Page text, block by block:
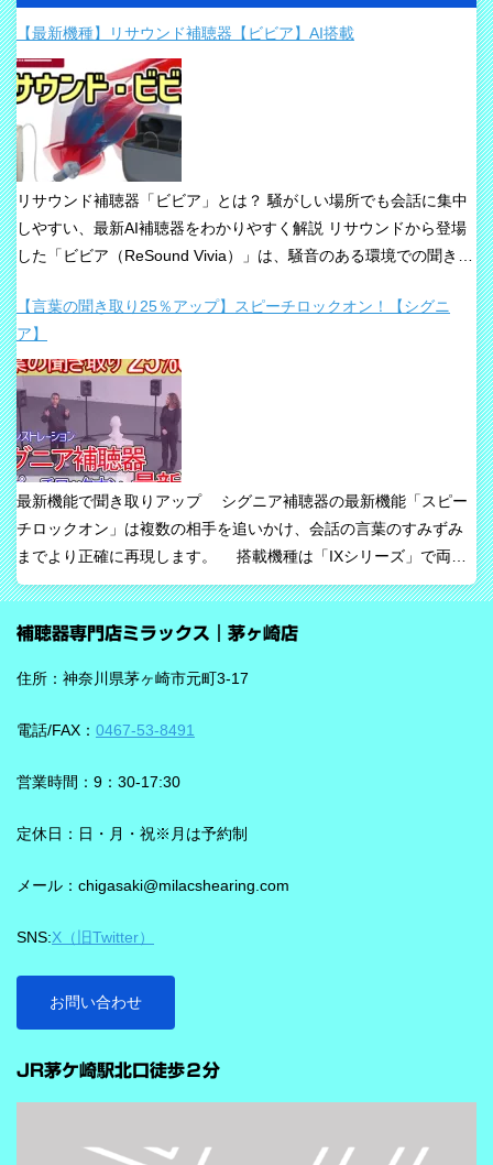
【最新機種】リサウンド補聴器【ビビア】AI搭載
リサウンド補聴器「ビビア」とは？ 騒がしい場所でも会話に集中
しやすい、最新AI補聴器をわかりやすく解説 リサウンドから登場
した「ビビア（ReSound Vivia）」は、騒音のある環境での聞き取
「騒音下でも鮮やかな聞き取り」、「世界最小AI補聴器」、
「Auracast標準搭載」が主な特長です。 ビビアが目指している
のは、単純な増幅だけではありません。 周囲の音の中から、聞き
たい声に意識を向けやすくすること、そして自然な聞こえ方をで
きるだけ保ちながら会話を楽にすることが、このシリーズの重要
な考え方です。 ビビアの中核は【IA】という考え方 ビビアで
は、リサウンドがIntelligence Augmented（インテリジェンス・オ
ーグメンテッド）と呼ぶ考え方を採用しています。 これは、AIが
すべてを一方的に処理するのではなく、人の脳が本来持っている
音を選び取る力を支えるという発想で、脳の自然な処理を助ける
ためのAIとしています。 騒がしい場所では、相手の声だけでな
音が同時に耳に入ってきます。 ビビアは、そうした場面で必要な
ことばと不要な雑音のコントラストをつくる方向で働くことが特
やすくする設計と考えると理解しやすいです。 DNNチップで、騒
Neural Network）チップが搭載されています。 このDNNチップは
を支える役割を担うと説明されています。 さらに、このチップが
作し、1日あたり4.9兆回の演算を行うとされています。 「インテ
ビビアの注目機能の一つが「インテリジェンス フォーカス」で
ストをつけることで、より聞き取りを助ける会話学習を利用した
雑音抑制機能です。※9クラスのみ搭載 重要なのは、この機能
が“周囲の音を全部
【言葉の聞き取り25％アップ】スピーチロックオン！【シグニ
ア】
最新機能で聞き取りアップ シグニア補聴器の最新機能「スピー
チロックオン」は複数の相手を追いかけ、会話の言葉のすみずみ
までより正確に再現します。 搭載機種は「IXシリーズ」で両耳
装用時に働きます。片耳装用の場合は、ワードロックオン機能で
し、7クラスならデータを192,000個収集するから、騒音下での言
ズ」ならより聞き取りやすくしてくれます。 デモ動画で確認 🔽ス
もロックオン機能を使えば、言葉の聞き取りが25％アップ！
補聴器専門店ミラックス｜茅ヶ崎店
住所：神奈川県茅ヶ崎市元町3-17
電話/FAX： 0467-53-8491
営業時間：9：30-17:30
定休日：日・月・祝※月は予約制
メール：chigasaki@milacshearing.com
SNS:X（旧Twitter）
お問い合わせ
JR茅ケ崎駅北口徒歩２分